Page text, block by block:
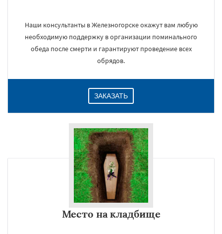
Наши консультанты в Железногорске окажут вам любую
необходимую поддержку в организации поминального
обеда после смерти и гарантируют проведение всех
обрядов.
ЗАКАЗАТЬ
Место на кладбище